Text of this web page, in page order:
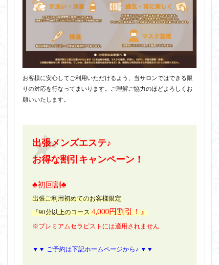
お客様に安心してご利用いただけるよう、当サロンではできる限
りの対応を行なってまいります。ご理解ご協力のほどよろしくお
願いいたします。
出張メンズエステ♪
お得な割引キャンペーン！
♣初回割♣
出張ご利用初めてのお客様限定
『90分以上のコース4,000円割引！』
※プレミアムセラピストには適用されません
▼▼ ご予約は下記ホームページから♪ ▼▼